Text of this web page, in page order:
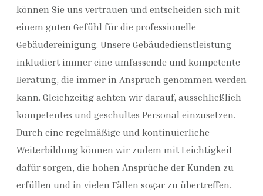
können Sie uns vertrauen und entscheiden sich mit
einem guten Gefühl für die professionelle
Gebäudereinigung. Unsere Gebäudedienstleistung
inkludiert immer eine umfassende und kompetente
Beratung, die immer in Anspruch genommen werden
kann. Gleichzeitig achten wir darauf, ausschließlich
kompetentes und geschultes Personal einzusetzen.
Durch eine regelmäßige und kontinuierliche
Weiterbildung können wir zudem mit Leichtigkeit
dafür sorgen, die hohen Ansprüche der Kunden zu
erfüllen und in vielen Fällen sogar zu übertreffen.